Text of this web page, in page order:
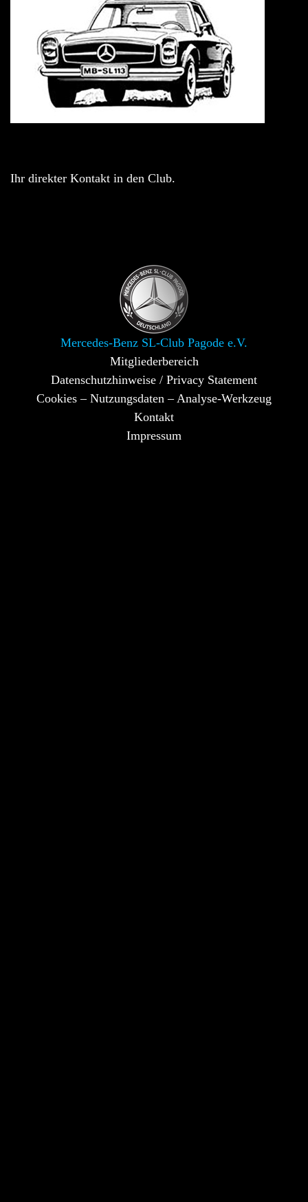
Ihr direkter Kontakt in den Club.
Mercedes-Benz SL-Club Pagode e.V.
Mitgliederbereich
Datenschutzhinweise / Privacy Statement
Cookies – Nutzungsdaten – Analyse-Werkzeug
Kontakt
Impressum